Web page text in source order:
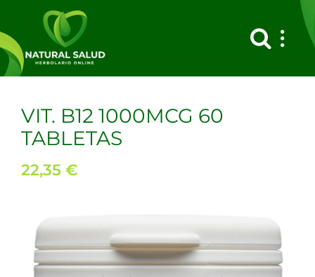
contenido
VIT. B12 1000MCG 60
TABLETAS
22,35 €